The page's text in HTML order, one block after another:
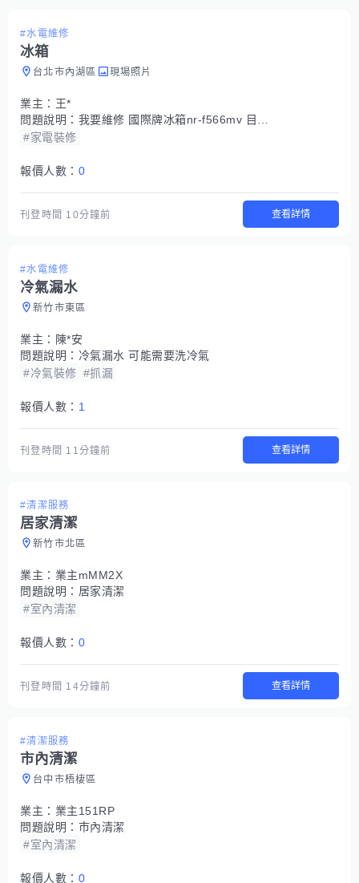
#水電維修
冰箱
台北市內湖區 現場照片
業主： 王*
問題說明： 我要維修 國際牌冰箱nr-f566mv 目前新鮮凍結亮紅燈
#家電裝修
報價人數： 0
刊登時間 10分鐘前 查看詳情
#水電維修
冷氣漏水
新竹市東區
業主： 陳*安
問題說明： 冷氣漏水 可能需要洗冷氣
#冷氣裝修 #抓漏
報價人數： 1
刊登時間 11分鐘前 查看詳情
#清潔服務
居家清潔
新竹市北區
業主： 業主mMM2X
問題說明： 居家清潔
#室內清潔
報價人數： 0
刊登時間 14分鐘前 查看詳情
#清潔服務
市內清潔
台中市梧棲區
業主： 業主151RP
問題說明： 市內清潔
#室內清潔
報價人數： 0